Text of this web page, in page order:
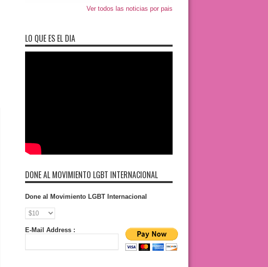
Ver todos las noticias por pais
LO QUE ES EL DIA
DONE AL MOVIMIENTO LGBT INTERNACIONAL
Done al Movimiento LGBT Internacional
E-Mail Address :